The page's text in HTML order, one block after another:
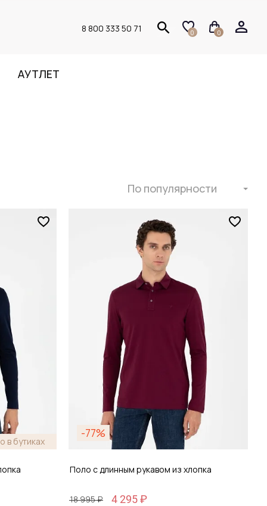
8 800 333 50 71 0 0
АУТЛЕТ
По популярности
в бутиках
-77%
Поло с длинным рукавом из хлопка
18 995 ₽ 4 295 ₽